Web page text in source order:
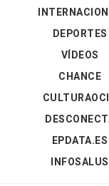
DEPORTES
VÍDEOS
CHANCE
EPDATA.ES
INFOSALUS